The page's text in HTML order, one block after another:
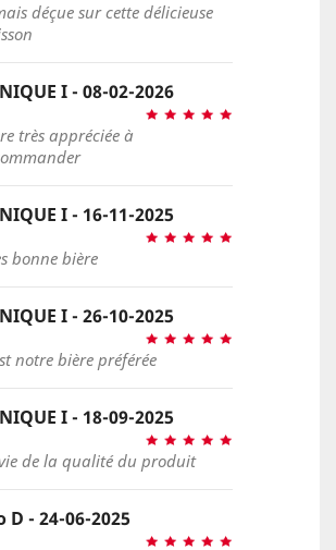
déçue sur cette délicieuse
I - 08-02-2026
très appréciée à
I - 16-11-2025
bonne bière
I - 26-10-2025
notre bière préférée
I - 18-09-2025
de la qualité du produit
D - 24-06-2025